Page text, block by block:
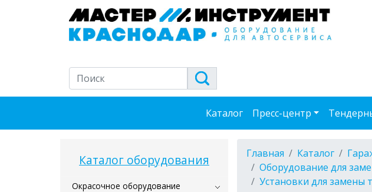
Каталог Пресс-центр
Каталог оборудования
Окрасочное оборудование
Главная Каталог
Оборудование для
Установки для замены